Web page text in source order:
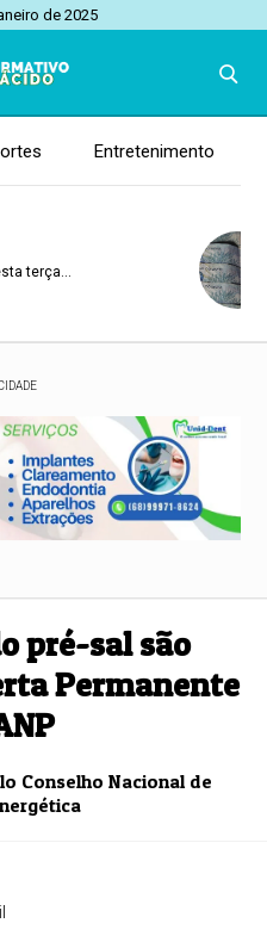
de 2025
Entretenimento
terça, 21
Acre
Saúde
pré-sal são
Permanente
Conselho Nacional de